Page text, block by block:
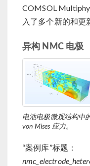
COMSOL
入了多个新的和更
异构 NMC 电极
电池电极微观结构中
von Mises 应力。
“案例库”标题：